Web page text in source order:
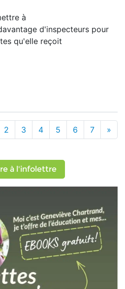
à
d'inspecteurs pour
qu'elle reçoit
2 3 4 5 6 7 »
à l'infolettre